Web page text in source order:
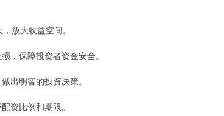
放大收益空间。
，保障投资者资金安全。
出明智的投资决策。
资比例和期限。